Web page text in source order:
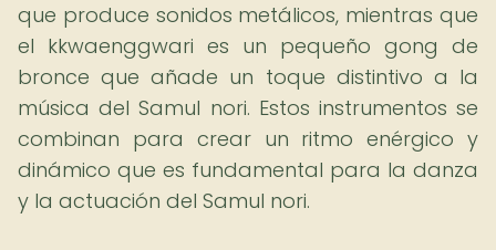
que produce sonidos metálicos, mientras que
el kkwaenggwari es un pequeño gong de
bronce que añade un toque distintivo a la
música del Samul nori. Estos instrumentos se
combinan para crear un ritmo enérgico y
dinámico que es fundamental para la danza
y la actuación del Samul nori.